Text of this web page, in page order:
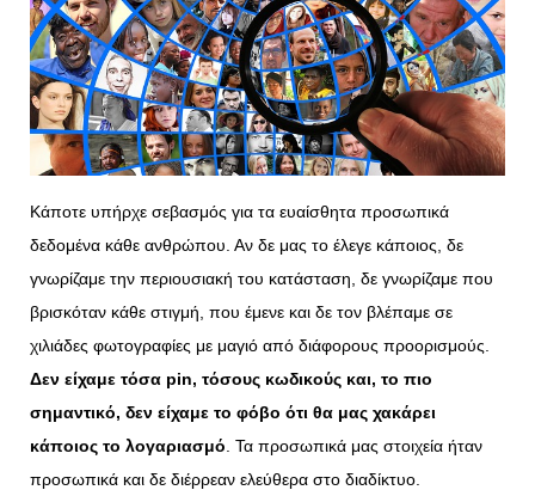
Κάποτε υπήρχε σεβασμός για τα ευαίσθητα προσωπικά
δεδομένα κάθε ανθρώπου. Αν δε μας το έλεγε κάποιος, δε
γνωρίζαμε την περιουσιακή του κατάσταση, δε γνωρίζαμε που
βρισκόταν κάθε στιγμή, που έμενε και δε τον βλέπαμε σε
χιλιάδες φωτογραφίες με μαγιό από διάφορους προορισμούς.
Δεν είχαμε τόσα pin, τόσους κωδικούς και, το πιο
σημαντικό, δεν είχαμε το φόβο ότι θα μας χακάρει
κάποιος το λογαριασμό . Τα προσωπικά μας στοιχεία ήταν
προσωπικά και δε διέρρεαν ελεύθερα στο διαδίκτυο.